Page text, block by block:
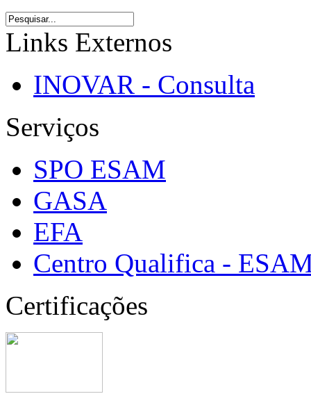
Links Externos
INOVAR - Consulta
Serviços
SPO ESAM
GASA
EFA
Centro Qualifica -
Certificações